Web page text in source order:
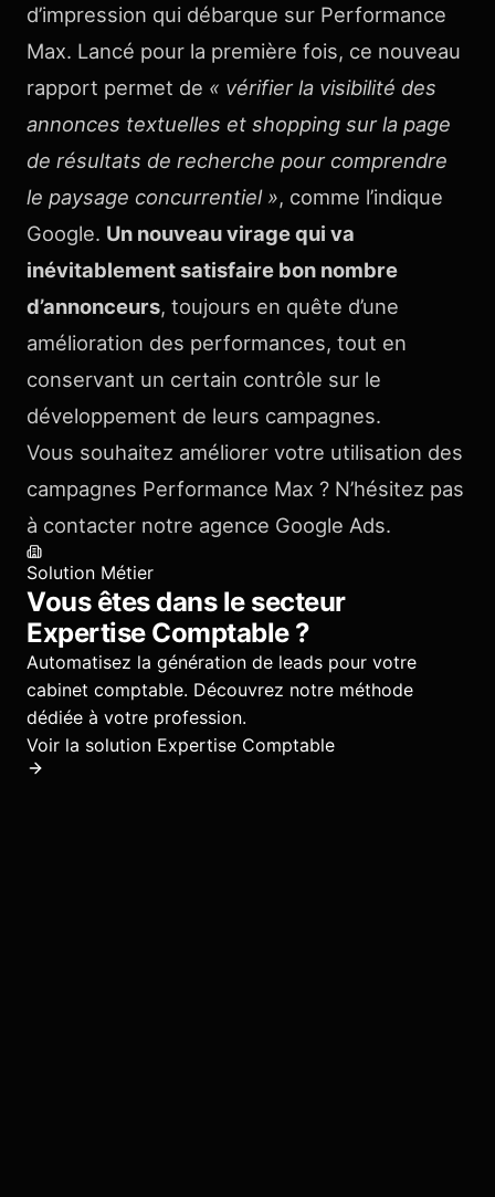
d’impression qui débarque sur Performance
Max. Lancé pour la première fois, ce nouveau
rapport permet de « vérifier la visibilité des
annonces textuelles et shopping sur la page
de résultats de recherche pour comprendre
le paysage concurrentiel », comme l’indique
Google. Un nouveau virage qui va
inévitablement satisfaire bon nombre
d’annonceurs, toujours en quête d’une
amélioration des performances, tout en
conservant un certain contrôle sur le
développement de leurs campagnes.
Vous souhaitez améliorer votre utilisation des
campagnes Performance Max ? N’hésitez pas
à contacter notre agence Google Ads.
Solution Métier
Vous êtes dans le secteur
Expertise Comptable?
Automatisez la génération de leads pour votre
cabinet comptable. Découvrez notre méthode
dédiée à votre profession.
Voir la solution Expertise Comptable